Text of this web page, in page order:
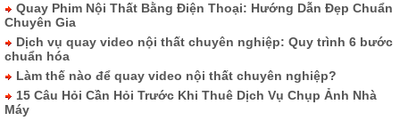
Quay Phim Nội Thất Bằng Điện Thoại: Hướng Dẫn Đẹp Chuẩn
Chuyên Gia
Dịch vụ quay video nội thất chuyên nghiệp: Quy trình 6 bước
chuẩn hóa
Làm thế nào để quay video nội thất chuyên nghiệp?
15 Câu Hỏi Cần Hỏi Trước Khi Thuê Dịch Vụ Chụp Ảnh Nhà
Máy